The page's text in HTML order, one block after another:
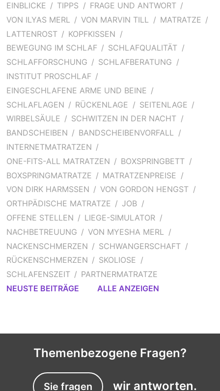
EINBLICKE
TIPPS
FRAGE UND ANTWORT
VON ILYAS MERL
VON MARVIN TILL
MATRATZE
LATTENROST
KOPFKISSEN
BEWEGUNG IM SCHLAF
SCHLAFQUALITÄT
SCHLAFFORSCHUNG
SCHLAFBERATUNG
INSTITUT PROSCHLAF
EINGESCHLAFENE ARME UND BEINE
SCHLAFLAGEN
RÜCKENLAGE
SEITENLAGE
WIRBELSÄULE
SCHWITZEN IN DER NACHT
BANDSCHEIBEN
BANDSCHEIBENVORFALL
INTERNETMATRATZEN
ONE-FITS-ALL MATRATZEN
BOXSPRINGBETT
BOXSPRINGMATRATZE
MATRATZENPREISE
VON DIRK HARMSSEN
VON GORDON HENGST
ORTHPÄDISCHE MATRATZE
JOB
OFFENE STELLEN
LIEGE-SIMULATOR
NACHBETREUUNG
VON MYESHA MERL
NACKENSCHMERZEN
SCHWANGERSCHAFT
RÜCKENSCHMERZEN
SKOLIOSE
SCHLAFENSZEIT
PARTNERMATRATZE
NEUSTE BEITRÄGE
ALLE ANZEIGEN
Themenbezogene Fragen?
Sie fragen wir antworten.